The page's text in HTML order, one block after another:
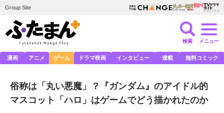
Group Site
検索 メニュー
漫画 アニメ ゲーム ドラマ映画 インタビュー 連載 無料コミック
俗称は「丸い悪魔」？『ガンダム』のアイドル的
マスコット「ハロ」はゲームでどう描かれたのか